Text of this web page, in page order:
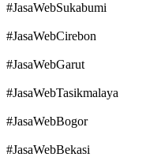
#JasaWebSukabumi
#JasaWebCirebon
#JasaWebGarut
#JasaWebTasikmalaya
#JasaWebBogor
#JasaWebBekasi